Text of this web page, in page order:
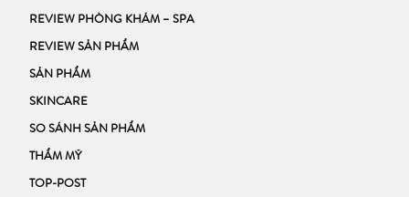
REVIEW PHÒNG KHÁM – SPA
REVIEW SẢN PHẨM
SẢN PHẨM
SKINCARE
SO SÁNH SẢN PHẨM
THẨM MỸ
TOP-POST